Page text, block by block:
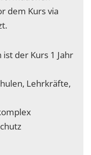
dem Kurs via
der Kurs 1 Jahr
Lehrkräfte,